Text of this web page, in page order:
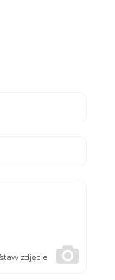
zdjęcie